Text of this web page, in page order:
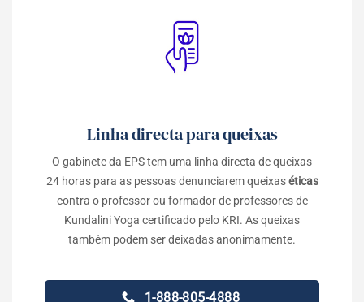
Linha directa para queixas
O gabinete da EPS tem uma linha directa de queixas
24 horas para as pessoas denunciarem queixaséticas
contra o professor ou formador de professores de
Kundalini Yoga certificado pelo KRI. As queixas
também podem ser deixadas anonimamente.
1-888-805-4888